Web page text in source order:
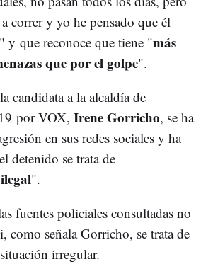
correr y yo he pensado que él
y que reconoce que tiene "más
que por el golpe".
candidata a la alcaldía de
por VOX, Irene Gorricho, se ha
en sus redes sociales y ha
detenido se trata de
".
fuentes policiales consultadas no
como señala Gorricho, se trata de
irregular.